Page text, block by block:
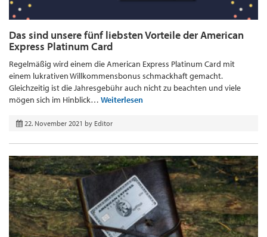
Das sind unsere fünf liebsten Vorteile der American
Express Platinum Card
Regelmäßig wird einem die American Express Platinum Card mit
einem lukrativen Willkommensbonus schmackhaft gemacht.
Gleichzeitig ist die Jahresgebühr auch nicht zu beachten und viele
mögen sich im Hinblick… Weiterlesen
22. November 2021 by Editor